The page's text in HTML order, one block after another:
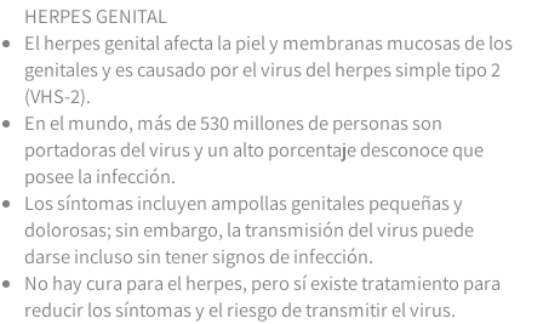
HERPES GENITAL
El herpes genital afecta la piel y membranas mucosas de los
genitales y es causado por el virus del herpes simple tipo 2
(VHS-2).
En el mundo, más de 530 millones de personas son
portadoras del virus y un alto porcentaje desconoce que
posee la infección.
Los síntomas incluyen ampollas genitales pequeñas y
dolorosas; sin embargo, la transmisión del virus puede
darse incluso sin tener signos de infección.
No hay cura para el herpes, pero sí existe tratamiento para
reducir los síntomas y el riesgo de transmitir el virus.